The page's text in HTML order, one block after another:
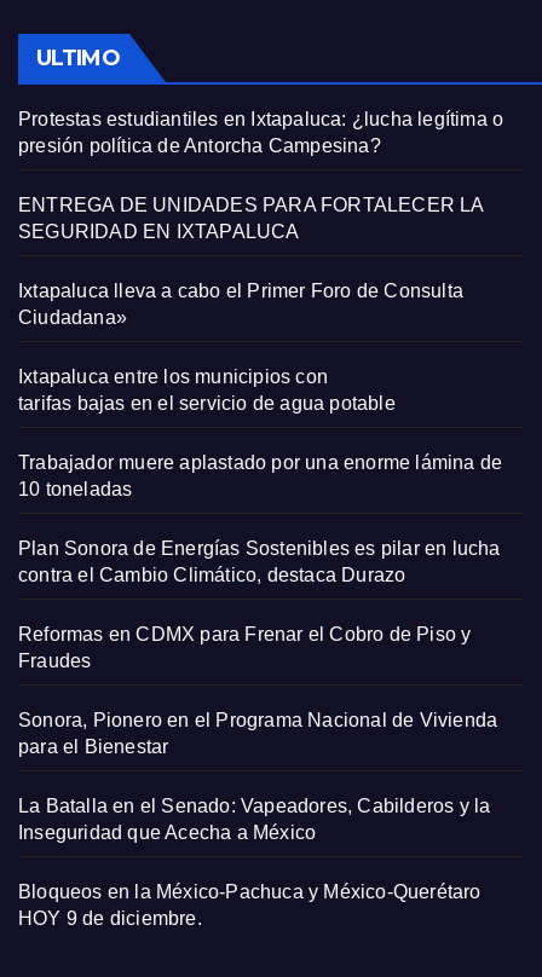
ULTIMO
Protestas estudiantiles en Ixtapaluca: ¿lucha legítima o
presión política de Antorcha Campesina?
ENTREGA DE UNIDADES PARA FORTALECER LA
SEGURIDAD EN IXTAPALUCA
Ixtapaluca lleva a cabo el Primer Foro de Consulta
Ciudadana»
Ixtapaluca entre los municipios con
tarifas bajas en el servicio de agua potable
Trabajador muere aplastado por una enorme lámina de
10 toneladas
Plan Sonora de Energías Sostenibles es pilar en lucha
contra el Cambio Climático, destaca Durazo
Reformas en CDMX para Frenar el Cobro de Piso y
Fraudes
Sonora, Pionero en el Programa Nacional de Vivienda
para el Bienestar
La Batalla en el Senado: Vapeadores, Cabilderos y la
Inseguridad que Acecha a México
Bloqueos en la México-Pachuca y México-Querétaro
HOY 9 de diciembre.